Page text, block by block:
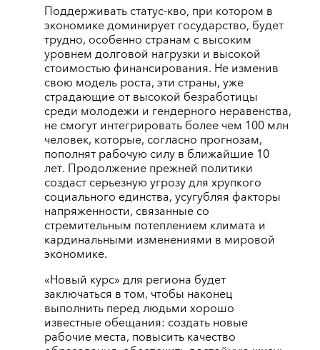
Поддерживать статус-кво, при котором в
экономике доминирует государство, будет
трудно, особенно странам с высоким
уровнем долговой нагрузки и высокой
стоимостью финансирования. Не изменив
свою модель роста, эти страны, уже
страдающие от высокой безработицы
среди молодежи и гендерного неравенства,
не смогут интегрировать более чем 100 млн
человек, которые, согласно прогнозам,
пополнят рабочую силу в ближайшие 10
лет. Продолжение прежней политики
создаст серьезную угрозу для хрупкого
социального единства, усугубляя факторы
напряженности, связанные со
стремительным потеплением климата и
кардинальными изменениями в мировой
экономике.
«Новый курс» для региона будет
заключаться в том, чтобы наконец
выполнить перед людьми хорошо
известные обещания: создать новые
рабочие места, повысить качество